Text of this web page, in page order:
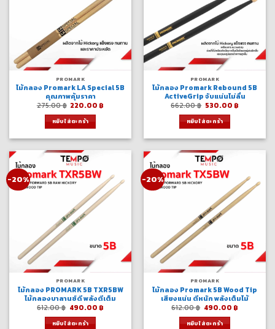
PROMARK
ไม้กลอง Promark LA Special 5B
คุณภาพคุ้มราคา
275.00฿ Original
was:
275.00 ฿.
220.00 ฿
หยิบใส่ตะกร้า
PROMARK
ไม้กลอง Promark Rebound 5B
ActiveGrip จับแน่นไม่ลื่น
662.00฿ Original
was:
662.00 ฿.
530.00 ฿Current
หยิบใส่ตะกร้า
-20%
PROMARK
ไม้กลอง PROMARK 5B TXR5BW
ไม้กลองบาลานซ์ดี พลังตีเต็ม
612.00฿ Original
was:
612.00 ฿.
490.00 ฿Current
หยิบใส่ตะกร้า
-20%
PROMARK
ไม้กลอง Promark 5B Wood Tip
เสียงแน่น ตีหนัก พลังเต็มไม้
612.00฿ Original
was:
612.00 ฿.
490.00 ฿Current
หยิบใส่ตะกร้า